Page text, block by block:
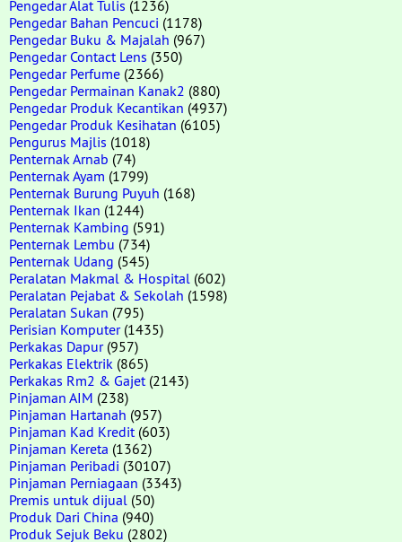
Pengedar Alat Tulis (1236)
Pengedar Bahan Pencuci (1178)
Pengedar Buku & Majalah (967)
Pengedar Contact Lens (350)
Pengedar Perfume (2366)
Pengedar Permainan Kanak2 (880)
Pengedar Produk Kecantikan (4937)
Pengedar Produk Kesihatan (6105)
Pengurus Majlis (1018)
Penternak Arnab (74)
Penternak Ayam (1799)
Penternak Burung Puyuh (168)
Penternak Ikan (1244)
Penternak Kambing (591)
Penternak Lembu (734)
Penternak Udang (545)
Peralatan Makmal & Hospital (602)
Peralatan Pejabat & Sekolah (1598)
Peralatan Sukan (795)
Perisian Komputer(1435)
Perkakas Dapur(957)
Perkakas Elektrik (865)
Perkakas Rm2 & Gajet (2143)
Pinjaman AIM (238)
Pinjaman Hartanah (957)
Pinjaman Kad Kredit (603)
Pinjaman Kereta (1362)
Pinjaman Peribadi (30107)
Pinjaman Perniagaan (3343)
Premis untuk dijual (50)
Produk Dari China (940)
Produk Sejuk Beku (2802)